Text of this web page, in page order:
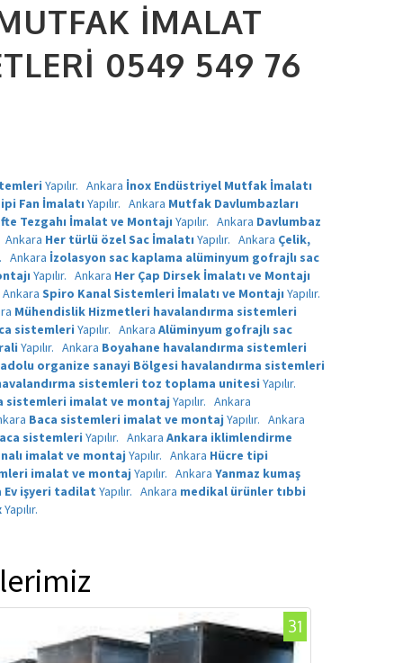
İMALAT
0549 549 76
Yapılır. Ankara İnox Endüstriyel Mutfak İmalatı
Fan İmalatı Yapılır. Ankara Mutfak Davlumbazları
Tezgahı İmalat ve Montajı Yapılır. Ankara Davlumbaz
Ankara Her türlü özel Sac İmalatı Yapılır. Ankara Çelik,
Ankara İzolasyon sac kaplama alüminyum gofrajlı sac
Yapılır. Ankara Her Çap Dirsek İmalatı ve Montajı
Ankara Spiro Kanal Sistemleri İmalatı ve Montajı Yapılır.
Mühendislik Hizmetleri havalandırma sistemleri
sistemleri Yapılır. Ankara Alüminyum gofrajlı sac
Yapılır. Ankara Boyahane havalandırma sistemleri
organize sanayi Bölgesi havalandırma sistemleri
sistemleri toz toplama unitesi Yapılır.
sistemleri imalat ve montaj Yapılır. Ankara
Baca sistemleri imalat ve montaj Yapılır. Ankara
sistemleri Yapılır. Ankara Ankara iklimlendirme
imalat ve montaj Yapılır. Ankara Hücre tipi
imalat ve montaj Yapılır. Ankara Yanmaz kumaş
Ev işyeri tadilat Yapılır. Ankara medikal ürünler tıbbi
Yapılır.
31